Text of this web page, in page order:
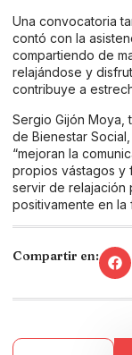
Una convocatoria
contó con la
compartiendo de
relajándose y
contribuye a
Sergio Gijón Moya,
de Bienestar
“mejoran la
propios vástagos y
servir de relajación
positivamente en la
Compartir en: